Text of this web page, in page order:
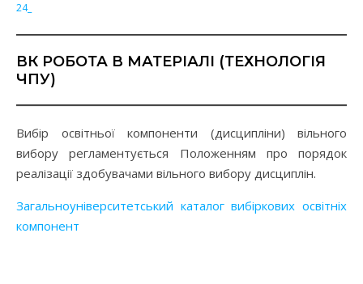
24_
ВК РОБОТА В МАТЕРІАЛІ (ТЕХНОЛОГІЯ
ЧПУ)
Вибір освітньої компоненти (дисципліни) вільного
вибору регламентується Положенням про порядок
реалізації здобувачами вільного вибору дисциплін.
Загальноуніверситетський каталог вибіркових освітніх
компонент